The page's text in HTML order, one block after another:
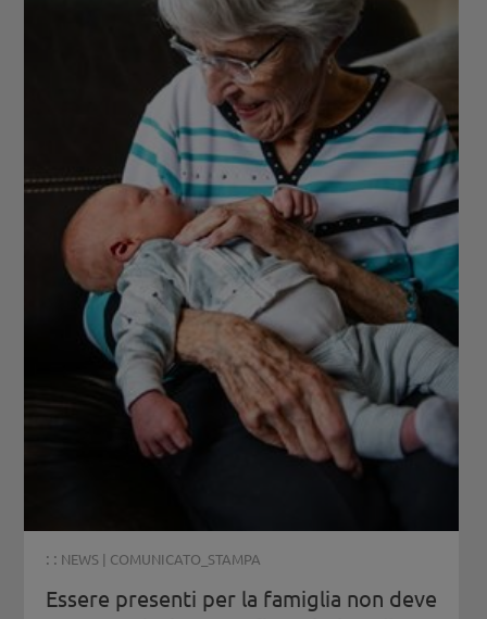
: : NEWS | COMUNICATO_STAMPA
Essere presenti per la famiglia non deve